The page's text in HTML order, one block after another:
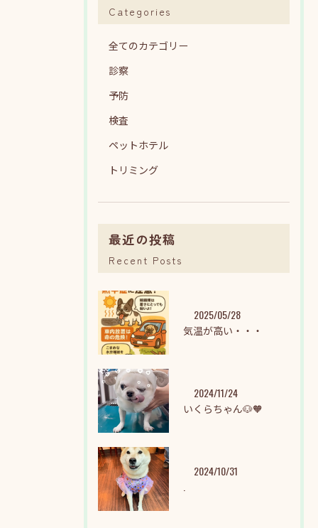
Categories
全てのカテゴリー
診察
予防
検査
ペットホテル
トリミング
最近の投稿
Recent Posts
2025/05/28
気温が高い・・・
2024/11/24
いくらちゃん🐶🧡
2024/10/31